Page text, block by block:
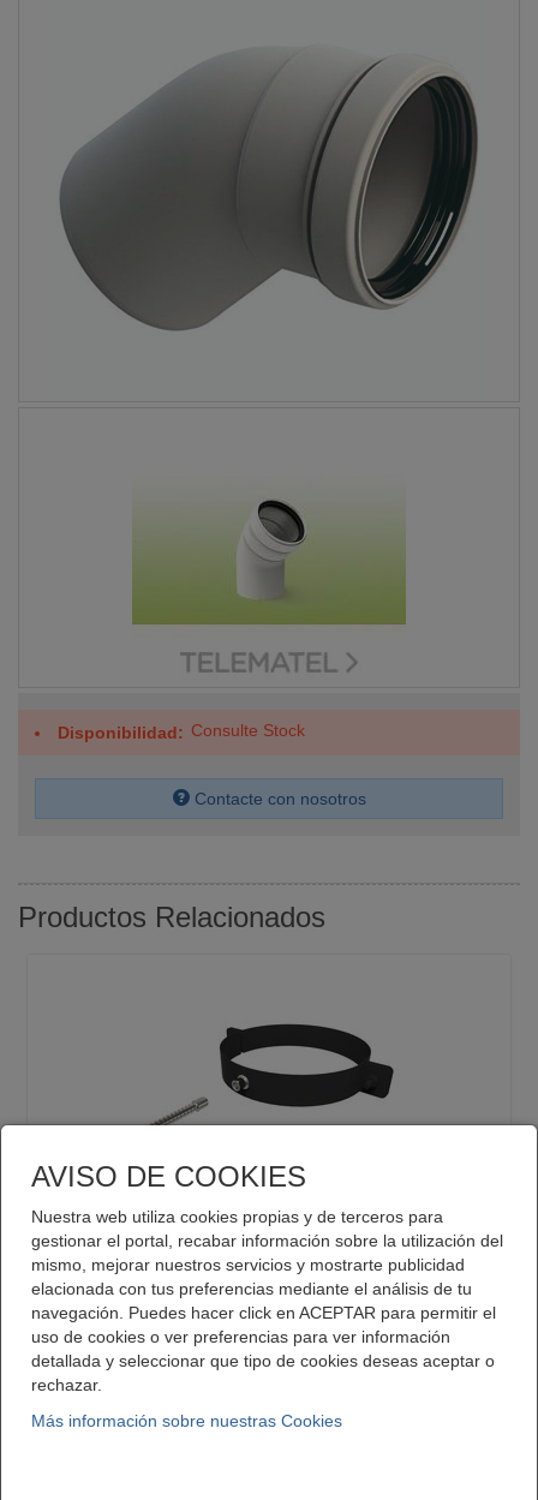
Disponibilidad Consulte Stock
Contacte con nosotros
Productos Relacionados
CONVESA:
CONV.VB NEGRO MATE SOPORTE 1 ENCLAV. 80 VBSE08
AVISO DE COOKIES
Nuestra web utiliza cookies propias y de terceros para
gestionar el portal, recabar información sobre la utilización del
mismo, mejorar nuestros servicios y mostrarte publicidad
elacionada con tus preferencias mediante el análisis de tu
navegación. Puedes hacer click en ACEPTAR para permitir el
uso de cookies o ver preferencias para ver información
detallada y seleccionar que tipo de cookies deseas aceptar o
rechazar.
Más información sobre nuestras Cookies